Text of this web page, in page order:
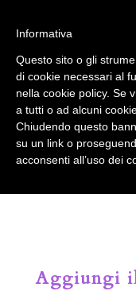
Il Blog
Aggiungi
accetta l'uso dei
Fai clic
Google
OK
Informativa
Questo sito o gli
di cookie necessari al
nella cookie policy. Se
a tutti o ad alcuni
Chiudendo questo
su un link o
acconsenti all’uso dei